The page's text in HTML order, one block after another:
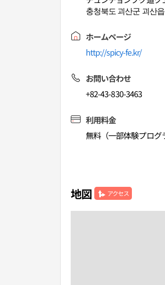
충청북도 괴산군 괴산
ホームページ
http://spicy-fe.kr/
お問い合わせ
+82-43-830-3463
利用料金
無料（一部体験プログ
地図 アクセス